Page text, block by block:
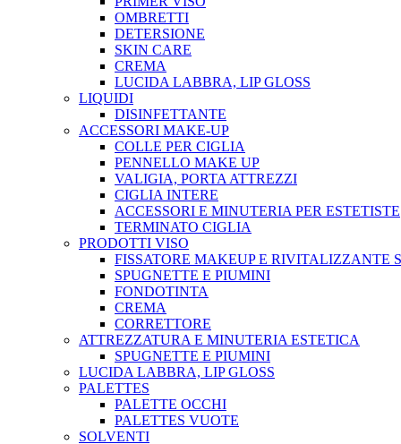
OMBRETTI
DETERSIONE
SKIN CARE
CREMA
LUCIDA LABBRA, LIP GLOSS
LIQUIDI
DISINFETTANTE
ACCESSORI MAKE-UP
COLLE PER CIGLIA
PENNELLO MAKE UP
VALIGIA, PORTA ATTREZZI
CIGLIA INTERE
ACCESSORI E MINUTERIA PER ESTETISTE
TERMINATO CIGLIA
PRODOTTI VISO
FISSATORE MAKEUP E RIVITALIZZANTE
SPUGNETTE E PIUMINI
FONDOTINTA
CREMA
CORRETTORE
ATTREZZATURA E MINUTERIA ESTETICA
SPUGNETTE E PIUMINI
LUCIDA LABBRA, LIP GLOSS
PALETTES
PALETTE OCCHI
PALETTES VUOTE
SOLVENTI